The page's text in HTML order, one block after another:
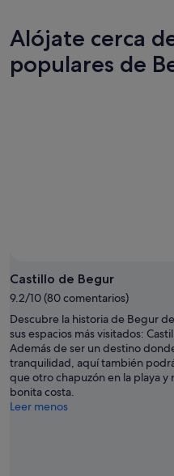
noche,
ago
para
mañana
por
en
Begur
para
Alójate cerca
populares de
Castillo de Begur
9.2/10 (80 comentarios)
Descubre la historia de Begur
sus espacios más visitados:
Además de ser un destino
tranquilidad, aquí también
que otro chapuzón en la playa y
bonita costa.
Leer menos